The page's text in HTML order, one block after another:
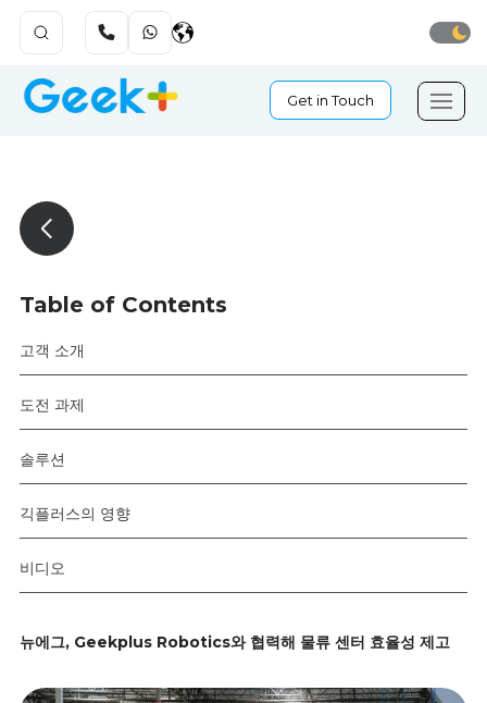
Get in Touch
Table of Contents
고객 소개
도전 과제
솔루션
긱플러스의 영향
비디오
뉴에그, Geekplus Robotics와 협력해 물류 센터 효율성 제고